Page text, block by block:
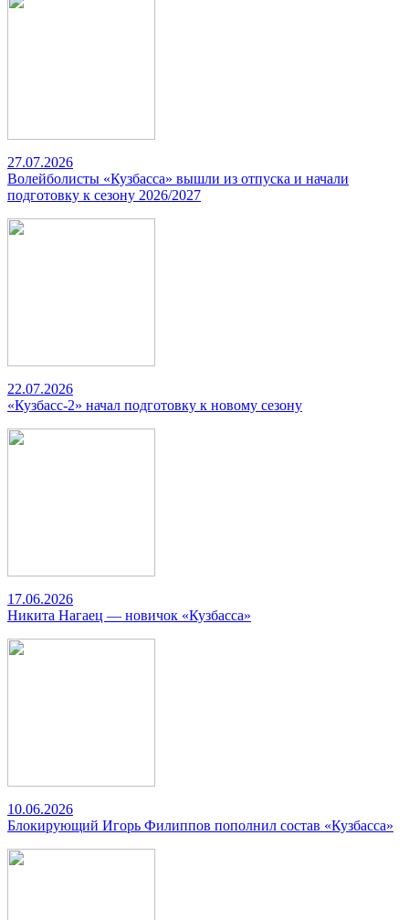
27.07.2026
Волейболисты «Кузбасса» вышли из отпуска и начали
подготовку к сезону 2026/2027
22.07.2026
«Кузбасс-2» начал подготовку к новому сезону
17.06.2026
Никита Нагаец — новичок «Кузбасса»
10.06.2026
Блокирующий Игорь Филиппов пополнил состав «Кузбасса»